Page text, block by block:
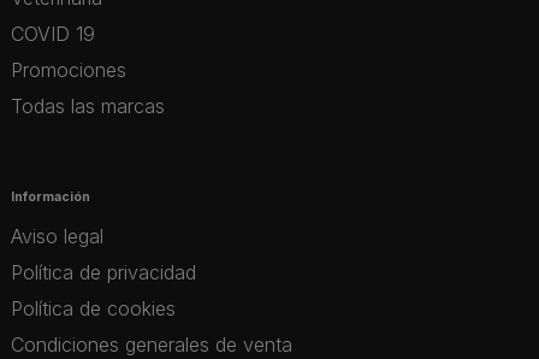
COVID 19
Promociones
Todas las marcas
Información
Aviso legal
Política de privacidad
Política de cookies
Condiciones generales de venta